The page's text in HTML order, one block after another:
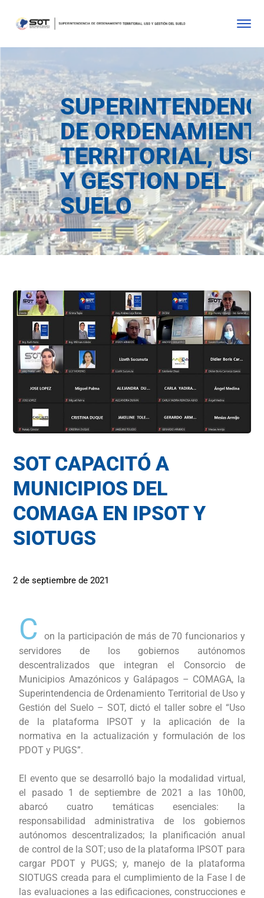
DE
TERRITORIAL,
Y GESTION DEL
SUELO
SOT CAPACITÓ A
MUNICIPIOS DEL
COMAGA EN IPSOT Y
SIOTUGS
2 de septiembre de 2021
C
on la participación de más de 70 funcionarios y
servidores de los gobiernos autónomos
descentralizados que integran el Consorcio de
Municipios Amazónicos y Galápagos – COMAGA, la
Superintendencia de Ordenamiento Territorial de Uso y
Gestión del Suelo – SOT, dictó el taller sobre el “Uso
de la plataforma IPSOT y la aplicación de la
normativa en la actualización y formulación de los
PDOT y PUGS”.
El evento que se desarrolló bajo la modalidad virtual,
el pasado 1 de septiembre de 2021 a las 10h00,
abarcó cuatro temáticas esenciales: la
responsabilidad administrativa de los gobiernos
autónomos descentralizados; la planificación anual
de control de la SOT; uso de la plataforma IPSOT para
cargar PDOT y PUGS; y, manejo de la plataforma
SIOTUGS creada para el cumplimiento de la Fase I de
las evaluaciones a las edificaciones, construcciones e